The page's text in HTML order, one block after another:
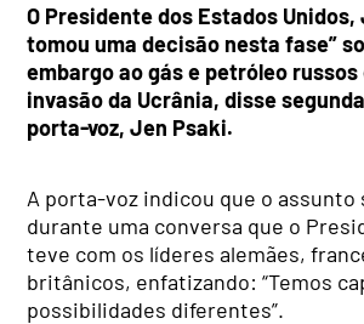
O Presidente dos Estados Unidos,
tomou uma decisão nesta fase”
embargo ao gás e petróleo
invasão da Ucrânia, disse
porta-voz, Jen Psaki.
A porta-voz indicou que o assunto
durante uma conversa que o
teve com os líderes alemães,
britânicos, enfatizando: “Temos
possibilidades diferentes”.